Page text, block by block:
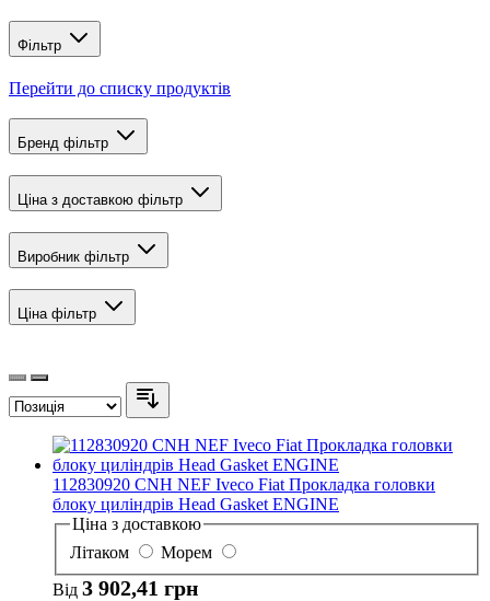
Фільтр
Перейти до списку продуктів
Бренд фільтр
Ціна з доставкою фільтр
Виробник фільтр
Ціна фільтр
112830920 CNH NEF Iveco Fiat Прокладка головки
блоку циліндрів Head Gasket ENGINE
Ціна з доставкою
Літаком
Морем
Від 3 902,41 грн